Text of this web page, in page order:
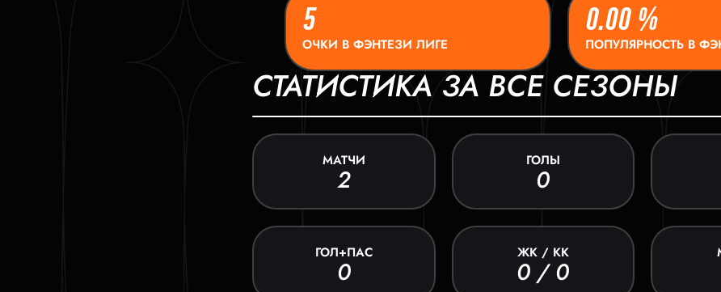
5
ОЧКИ В ФЭНТЕЗИ ЛИГЕ
0.00 %
ПОПУЛЯРНОСТЬ В
СТАТИСТИКА ЗА ВСЕ СЕЗОНЫ
МАТЧИ
2
ГОЛЫ
0
ГОЛ+ПАС
0
ЖК / КК
0 / 0